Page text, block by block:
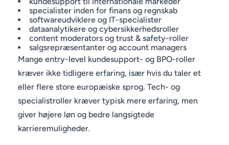
specialister inden for finans og regnskab
softwareudviklere og IT-specialister
dataanalytikere og cybersikkerhedsroller
content moderators og trust & safety-roller
salgsrepræsentanter og account managers
Mange entry-level kundesupport- og BPO-roller
kræver ikke tidligere erfaring, især hvis du taler et
eller flere store europæiske sprog. Tech- og
specialistroller kræver typisk mere erfaring, men
giver højere løn og bedre langsigtede
karrieremuligheder.